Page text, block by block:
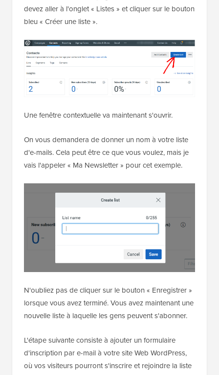
devez aller à l'onglet « Listes » et cliquer sur le bouton
bleu « Créer une liste ».
Une fenêtre contextuelle va maintenant s'ouvrir.
On vous demandera de donner un nom à votre liste
d'e-mails. Cela peut être ce que vous voulez, mais je
vais l'appeler « Ma Newsletter » pour cet exemple.
N'oubliez pas de cliquer sur le bouton « Enregistrer »
lorsque vous avez terminé. Vous avez maintenant une
nouvelle liste à laquelle les gens peuvent s'abonner.
L'étape suivante consiste à ajouter un formulaire
d'inscription par e-mail à votre site Web WordPress,
où vos visiteurs pourront s'inscrire et rejoindre la liste